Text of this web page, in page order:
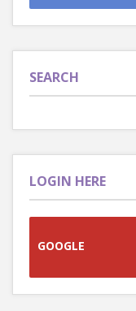
SEARCH
LOGIN HERE
GOOGLE